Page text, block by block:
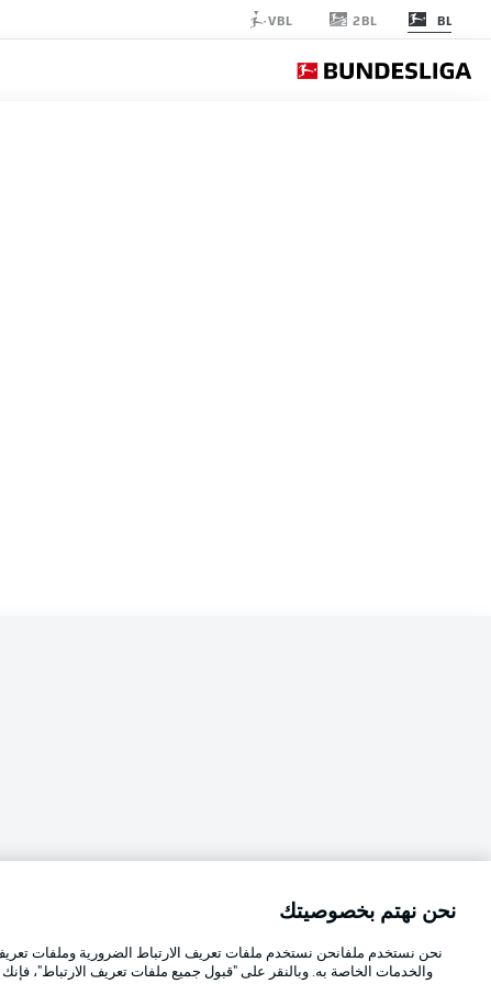
BL
2BL
VBL
اختر اللغة
العربية
Football as it's meant to be
نحن نهتم بخصوصيتك
نحن نستخدم ملفانحن نستخدم ملفات تعريف الارتباط الضرورية وملفات
والخدمات الخاصة به. وبالنقر على "قبول جميع ملفات تعريف الارتباط"،